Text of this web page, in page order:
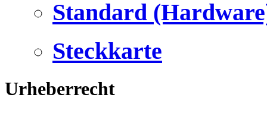
Standard
Steckkarte
Urheberrecht